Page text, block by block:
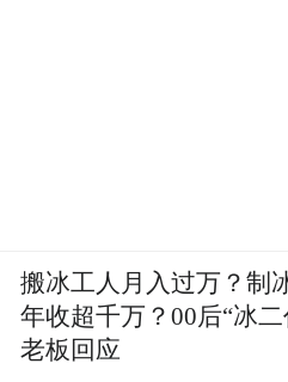
搬冰工人月入过万？制
年收超千万？00后“冰二
老板回应